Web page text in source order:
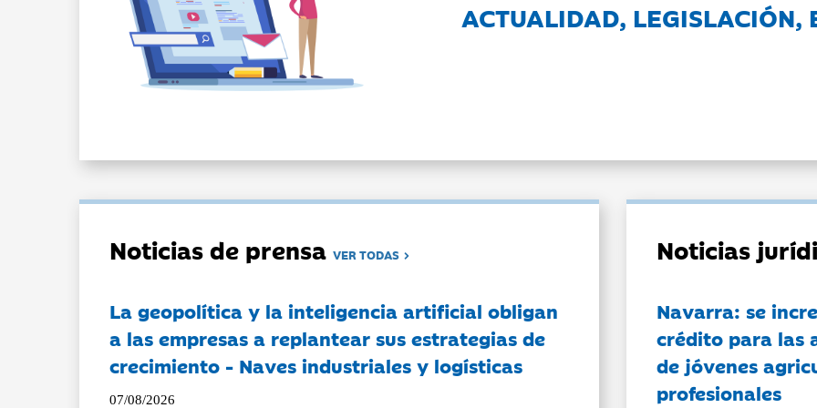
ACTUALIDAD, LEGISLACIÓN,
Noticias de prensaVER TODAS
La geopolítica y la inteligencia artificial obligan
a las empresas a replantear sus estrategias de
crecimiento - Naves industriales y logísticas
07/08/2026
Noticias
Navarra: se
crédito para las
de jóvenes
profesionales